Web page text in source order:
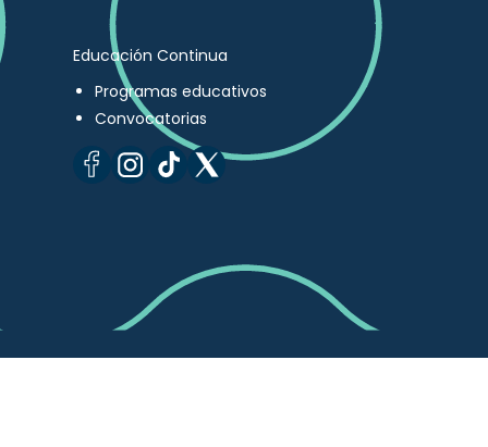
Educación Continua
Programas educativos
Convocatorias